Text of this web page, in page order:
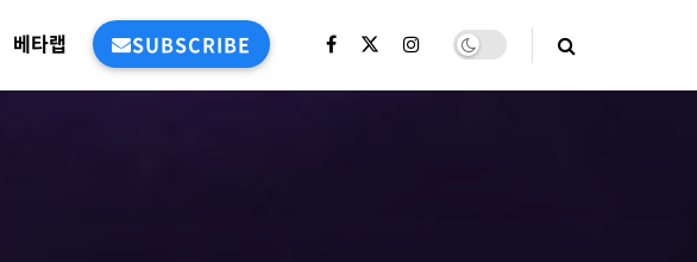
베타랩 SUBSCRIBE